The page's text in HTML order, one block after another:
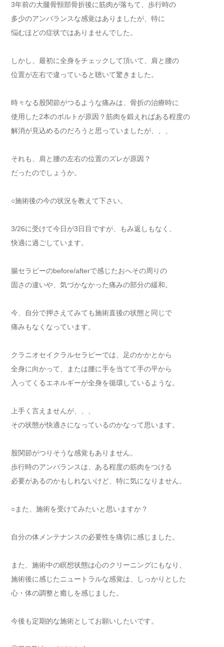
3年前の大腿骨頸部骨折後に筋肉が落ちて、歩行時の
多少のアンバランスな感覚はありましたが、特に
悩むほどの症状ではありませんでした。
しかし、最初に全身をチェックして頂いて、肩と腰の
位置が左右で違っていると聴いて驚きました。
時々なる股関節がつるような痛みは、骨折の治療時に
使用した2本のボルトが原因？筋肉を鍛えればある程度の
解消が見込めるのだろうと思っていましたが、、、
それも、肩と腰の左右の位置のズレが原因？
だったのでしょうか。
○施術後の今の状況を教えて下さい。
3/26に受けて今日が3日目ですが、もみ返しもなく、
快適に過ごしています。
腸セラピーのbefore/afterで感じたおへその周りの
固さの違いや、気づかなかった痛みの部分の緩和。
今、自分で押さえてみても施術直後の状態と同じで
痛みもなくなっています。
クラニオセイクラルセラピーでは、足のかかとから
全身に向かって、または腰に手を当てて手の平から
入ってくるエネルギーが全身を循環しているような。
上手く言えませんが、、、
その状態が快適さになっているのかなって思います。
股関節がつりそうな感覚もありません。
歩行時のアンバランスは、ある程度の筋肉をつける
必要があるのかもしれないけど、特に気になりません。
○また、施術を受けてみたいと思いますか？
自分の体メンテナンスの必要性を痛切に感じました。
また、施術中の瞑想状態は心のクリーニングにもなり、
施術後に感じたニュートラルな感覚は、しっかりとした
心・体の調整と癒しを感じました。
今後も定期的な施術としてお願いしたいです。